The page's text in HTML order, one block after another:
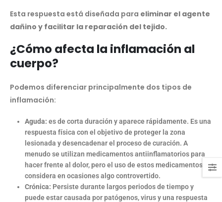
Esta respuesta está diseñada para eliminar el agente
dañino y facilitar la reparación del tejido.
¿Cómo afecta la inflamación al
cuerpo?
Podemos diferenciar principalmente dos tipos de
inflamación:
Aguda: es de corta duración y aparece rápidamente. Es una
respuesta física con el objetivo de proteger la zona
lesionada y desencadenar el proceso de curación. A
menudo se utilizan medicamentos antiinflamatorios para
hacer frente al dolor, pero el uso de estos medicamentos se
considera en ocasiones algo controvertido.
Crónica: Persiste durante largos periodos de tiempo y
puede estar causada por patógenos, virus y una respuesta